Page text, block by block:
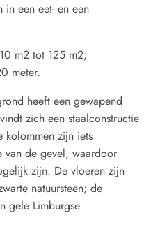
een eet- en een
m2 tot 125 m2;
meter.
heeft een gewapend
zich een staalconstructie
kolommen zijn iets
van de gevel, waardoor
zijn. De vloeren zijn
natuursteen; de
gele Limburgse